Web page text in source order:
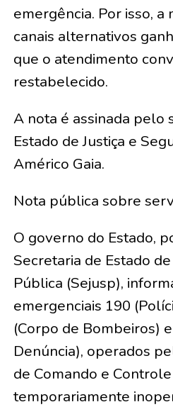
emergência. Por isso, a
canais alternativos
que o atendimento
restabelecido.
A nota é assinada pelo
Estado de Justiça e
Américo Gaia.
Nota pública sobre
O governo do Estado,
Secretaria de Estado
Pública (Sejusp),
emergenciais 190
(Corpo de Bombeiros)
Denúncia), operados
de Comando e
temporariamente